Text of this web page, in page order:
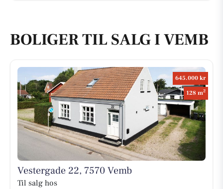
BOLIGER TIL SALG I VEMB
645.000 kr
128 m2
Vestergade 22, 7570 Vemb
Til salg hos